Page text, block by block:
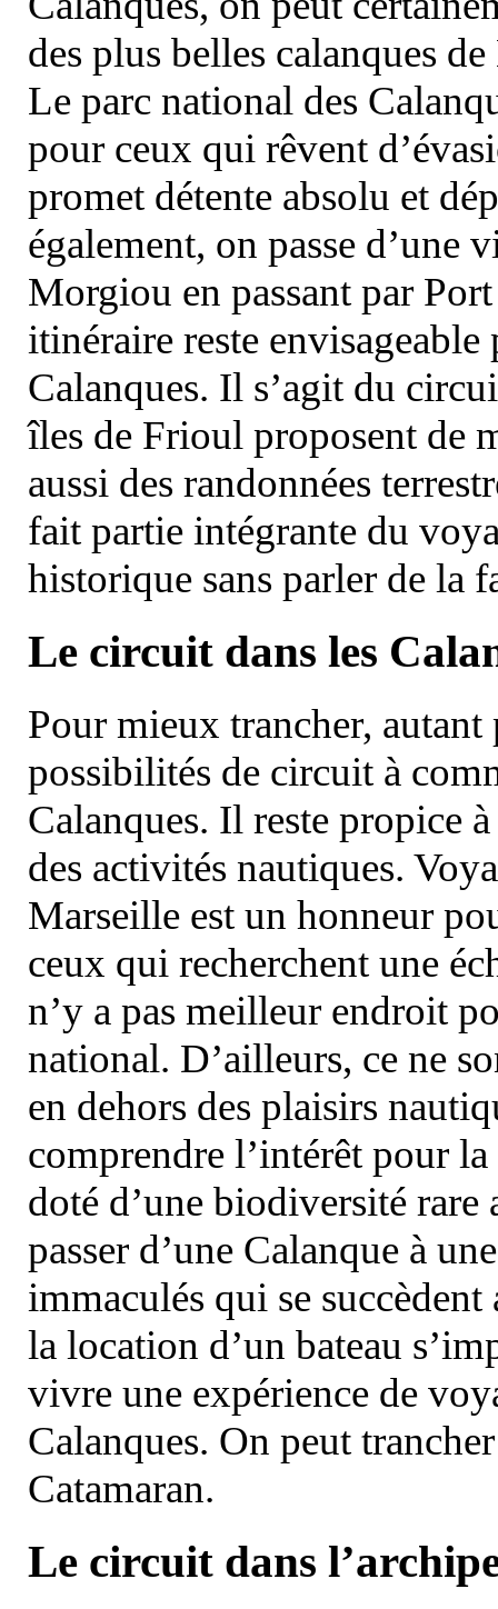
des plus belles calanques
Le parc national des
pour ceux qui rêvent
promet détente absolu et
également, on passe d’une
Morgiou en passant par
itinéraire reste
Calanques. Il s’agit du
îles de Frioul proposent de
aussi des randonnées
fait partie intégrante du
historique sans parler de la
Le circuit dans les
Pour mieux trancher, autant
possibilités de circuit à
Calanques. Il reste propice
des activités nautiques.
Marseille est un honneur
ceux qui recherchent une
n’y a pas meilleur endroit
national. D’ailleurs, ce ne
en dehors des plaisirs
comprendre l’intérêt pour
doté d’une biodiversité
passer d’une Calanque à
immaculés qui se
la location d’un bateau
vivre une expérience de
Calanques. On peut
Catamaran.
Le circuit dans